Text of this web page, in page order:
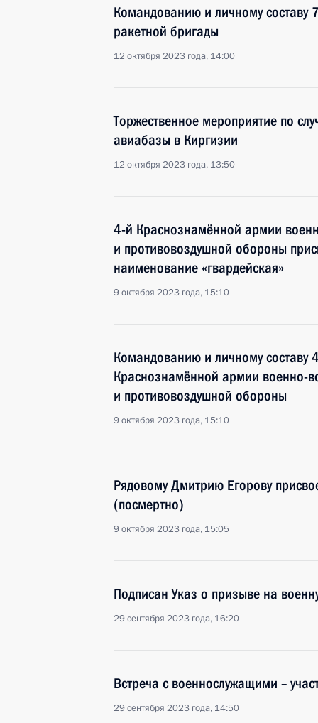
Командованию и личному составу
ракетной бригады
12 октября 2023 года, 14:00
Торжественное мероприятие по
авиабазы в Киргизии
12 октября 2023 года, 13:50
4-й Краснознамённой армии
и противовоздушной обороны
наименование «гвардейская»
9 октября 2023 года, 15:10
Командованию и личному составу
Краснознамённой армии военно-
и противовоздушной обороны
9 октября 2023 года, 15:10
Рядовому Дмитрию Егорову
(посмертно)
9 октября 2023 года, 15:05
Подписан Указ о призыве на
29 сентября 2023 года, 16:20
Встреча с военнослужащими –
29 сентября 2023 года, 14:50